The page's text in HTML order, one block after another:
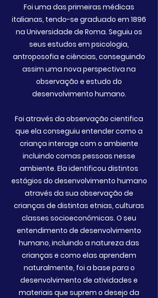
Foi uma das primeiras médicas
italianas, tendo-se graduado em 1896
na Universidade de Roma. Seguiu os
seus estudos em psicologia,
antroposofia e ciências, conseguindo
assim uma nova perspectiva na
observação e estudo do
desenvolvimento humano.
Foi através da observação cientifica
que ela conseguiu entender como a
criança interage com o ambiente
incluindo comas pessoas nesse
ambiente. Ela identificou distintos
estágios do desenvolvimento humano
através da sua observação de
crianças de distintas etnias, culturas
classes socioeconômicas. O seu
entendimento de desenvolvimento
humano, incluindo a natureza das
crianças e como elas aprendem
naturalmente, foi a base para o
desenvolvimento de atividades e
materiais que suprem o desejo da